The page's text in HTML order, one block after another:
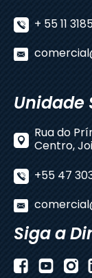
+ 55 11
Unidade
Rua do
Centro,
+55 47
Siga a